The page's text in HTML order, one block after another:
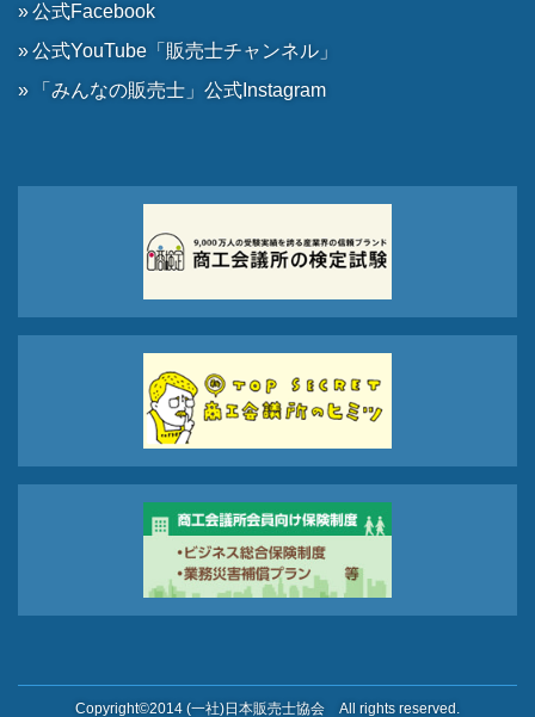
公式Facebook
公式YouTube「販売士チャンネル」
「みんなの販売士」公式Instagram
Copyright©2014 (一社)日本販売士協会 All rights reserved.